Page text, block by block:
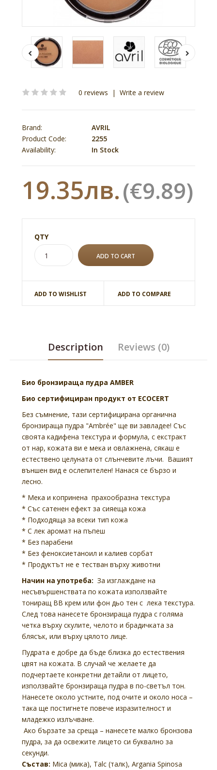
0 reviews | Write a review
Brand:
AVRIL
Product Code:
2255
Availability:
In Stock
19.35лв.(€9.89)
QTY
ADD TO WISHLIST ADD TO COMPARE
Description Reviews (0)
Био бронзираща пудра AMBER
Био сертифициран продукт от ECOCERT
Без съмнение, тази сертифицирана органична
бронзираща пудра "Ambrée" ще ви завладее! Със
своята кадифена текстура и формула, с екстракт
от нар, кожата ви е мека и овлажнена, сякаш е
естествено целуната от слънчевите лъчи. Вашият
външен вид e ослепителен! Нанася се бързо и
лесно.
* Мека и копринена прахообразна текстура
* Със сатенен ефект за сияеща кожа
* Подходяща за всеки тип кожа
* С лек аромат на пъпеш
* Без парабени
* Без феноксиетаноил и калиев сорбат
* Продуктът не е тестван върху животни
Начин на употреба: За изглаждане на
несъвършенствата по кожата използвайте
тониращ ВВ крем или фон дьо тен с лека текстура.
След това нанесете бронзираща пудра с голяма
четка върху скулите, челото и брадичката за
блясък, или върху цялото лице.
Пудрата е добре да бъде близка до естествения
цвят на кожата. В случай че желаете да
подчертаете конкретни детайли от лицето,
използвайте бронзираща пудра в по-светъл тон.
Нанесете около устните, под очите и около носа –
така ще постигнете повече изразителност и
младежко излъчване.
Ако бързате за среща – нанесете малко бронзова
пудра, за да освежите лицето си буквално за
секунди.
Състав: Mica (мика), Talc (талк), Argania Spinosa